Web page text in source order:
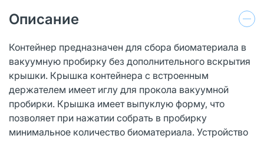
Описание
Контейнер предназначен для сбора биоматериала в
вакуумную пробирку без дополнительного вскрытия
крышки. Крышка контейнера с встроенным
держателем имеет иглу для прокола вакуумной
пробирки. Крышка имеет выпуклую форму, что
позволяет при нажатии собрать в пробирку
минимальное количество биоматериала. Устройство